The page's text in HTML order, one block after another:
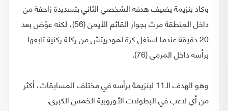
وكاد بنزيمة يضيف هدفه الشخصي الثاني بتسديدة زاحفة من
داخل المنطقة مرت بجوار القائم الأيمن (56)، لكنه عوّض بعد
20 دقيقة عندما استغل كرة لمودريتش من ركلة ركنية تابعها
برأسه داخل المرمى (76).
وهو الهدف الـ11 لبنزيمة برأسه في مختلف المسابقات، أكثر
من أي لاعب في البطولات الأوروبية الخمس الكبرى.